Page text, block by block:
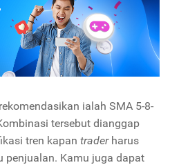
ialah SMA 5-8-
tersebut dianggap
tren kapan trader harus
penjualan. Kamu juga dapat